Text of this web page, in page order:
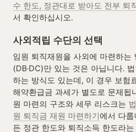
수 한도, 정관대로 받아도 전부 퇴
서 확인하십시오.
사외적립 수단의 선택
임원 퇴직재원을 사외에 마련하는
(DB·DC)만 있는 것은 아닙니다.
하는 방식도 있는데, 이 경우 보험
해약환급금 과세가 별도로 문제됩
원 마련의 구조와 세무 리스크는
원 퇴직금 재원 마련하기에서 다
든 정관 한도와 퇴직소득 한도라